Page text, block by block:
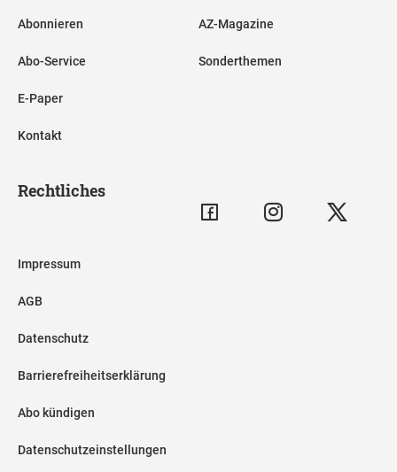
Abonnieren
Abo-Service
E-Paper
Kontakt
AZ-Magazine
Sonderthemen
Rechtliches
Impressum
AGB
Datenschutz
Barrierefreiheitserklärung
Abo kündigen
Datenschutzeinstellungen